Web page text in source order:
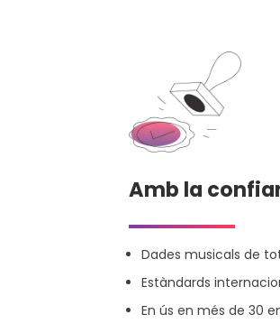
Amb la
Dades musicals de
Estàndards
En ús en més de 30